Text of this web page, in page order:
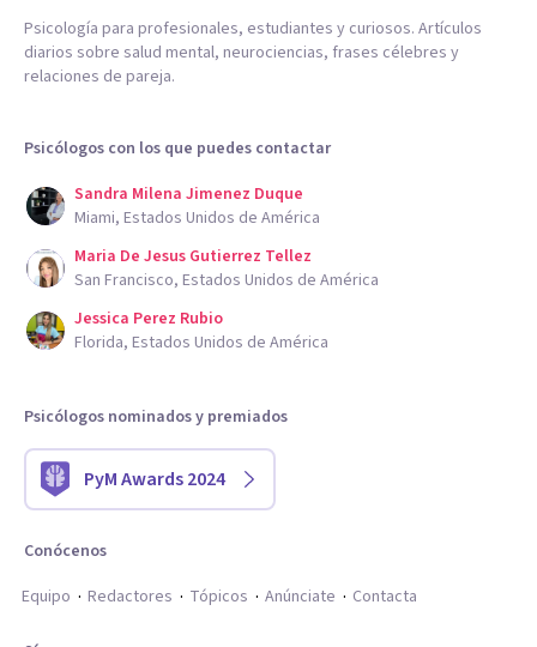
Psicología para profesionales, estudiantes y curiosos. Artículos
diarios sobre salud mental, neurociencias, frases célebres y
relaciones de pareja.
Psicólogos con los que puedes contactar
Sandra Milena Jimenez Duque
Miami, Estados Unidos de América
Maria De Jesus Gutierrez Tellez
San Francisco, Estados Unidos de América
Jessica Perez Rubio
Florida, Estados Unidos de América
Psicólogos nominados y premiados
PyM Awards 2024
Conócenos
Equipo
Redactores Tópicos Anúnciate Contacta